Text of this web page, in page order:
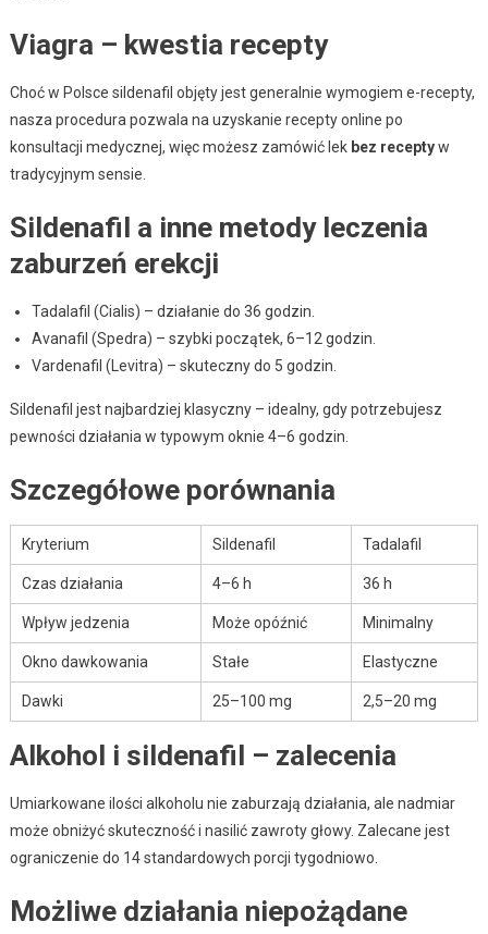
Viagra – kwestia recepty
Choć w Polsce sildenafil objęty jest generalnie wymogiem e-recepty,
nasza procedura pozwala na uzyskanie recepty online po
konsultacji medycznej, więc możesz zamówić lek bez receptyw
tradycyjnym sensie.
Sildenafil a inne metody leczenia
zaburzeń erekcji
Tadalafil (Cialis) – działanie do 36 godzin.
Avanafil (Spedra) – szybki początek, 6–12 godzin.
Vardenafil (Levitra) – skuteczny do 5 godzin.
Sildenafil jest najbardziej klasyczny – idealny, gdy potrzebujesz
pewności działania w typowym oknie 4–6 godzin.
Szczegółowe porównania
Kryterium Sildenafil Tadalafil
Czas działania 4–6 h 36 h
Wpływ jedzenia Może opóźnić Minimalny
Okno dawkowania Stałe Elastyczne
Dawki 25–100 mg 2,5–20 mg
Alkohol i sildenafil – zalecenia
Umiarkowane ilości alkoholu nie zaburzają działania, ale nadmiar
może obniżyć skuteczność i nasilić zawroty głowy. Zalecane jest
ograniczenie do 14 standardowych porcji tygodniowo.
Możliwe działania niepożądane